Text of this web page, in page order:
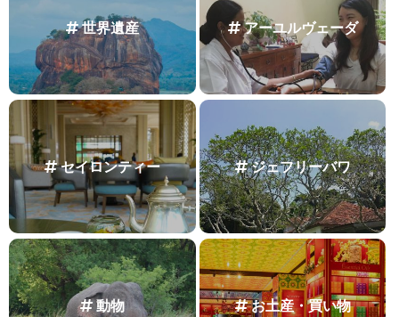
世界遺産 アーユルヴェーダ
セイロンティー ジェフリーバワ
動物 お土産・買い物